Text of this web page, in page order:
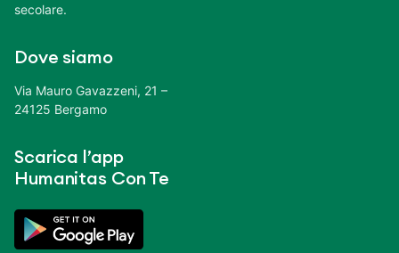
secolare.
Dove siamo
Via Mauro Gavazzeni, 21 –
24125 Bergamo
Scarica l’app
Humanitas Con Te